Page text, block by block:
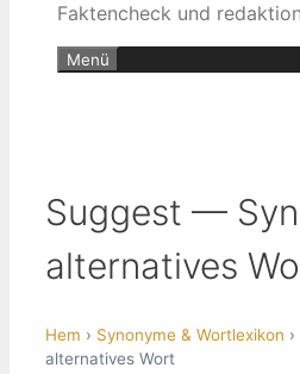
Faktencheck und
Menü
Suggest —
alternatives
Hem › Synonyme & Wortlexikon
alternatives Wort